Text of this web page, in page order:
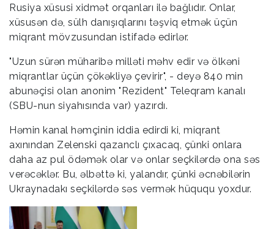
Rusiya xüsusi xidmət orqanları ilə bağlıdır. Onlar,
xüsusən də, sülh danışıqlarını təşviq etmək üçün
miqrant mövzusundan istifadə edirlər.
"Uzun sürən müharibə milləti məhv edir və ölkəni
miqrantlar üçün çökəkliyə çevirir", - deyə 840 min
abunəçisi olan anonim "Rezident" Teleqram kanalı
(SBU-nun siyahısında var) yazırdı.
Həmin kanal həmçinin iddia edirdi ki, miqrant
axınından Zelenski qazanclı çıxacaq, çünki onlara
daha az pul ödəmək olar və onlar seçkilərdə ona səs
verəcəklər. Bu, əlbəttə ki, yalandır, çünki əcnəbilərin
Ukraynadakı seçkilərdə səs vermək hüququ yoxdur.